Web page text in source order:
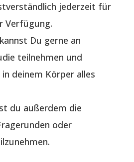
jederzeit für
Verfügung.
Du gerne an
teilnehmen und
deinem Körper alles
du außerdem die
oder